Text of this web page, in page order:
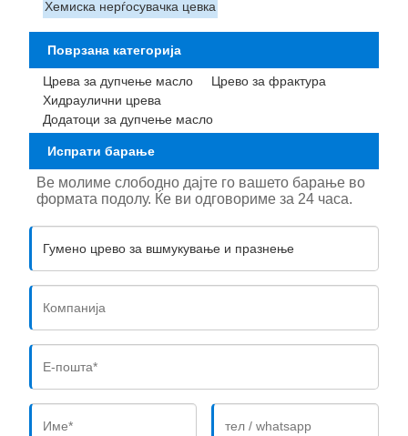
Хемиска нерѓосувачка цевка
Поврзана категорија
Црева за дупчење масло
Црево за фрактура
Хидраулични црева
Додатоци за дупчење масло
Испрати барање
Ве молиме слободно дајте го вашето барање во
формата подолу. Ќе ви одговориме за 24 часа.